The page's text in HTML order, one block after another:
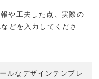
報や工夫した点、実際の
どを入力してくださ
ルなデザインテンプレ